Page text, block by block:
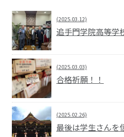
(2025.03.12)
追手門学院高等学
(2025.03.03)
合格祈願！！
(2025.02.26)
最後は学生さんを